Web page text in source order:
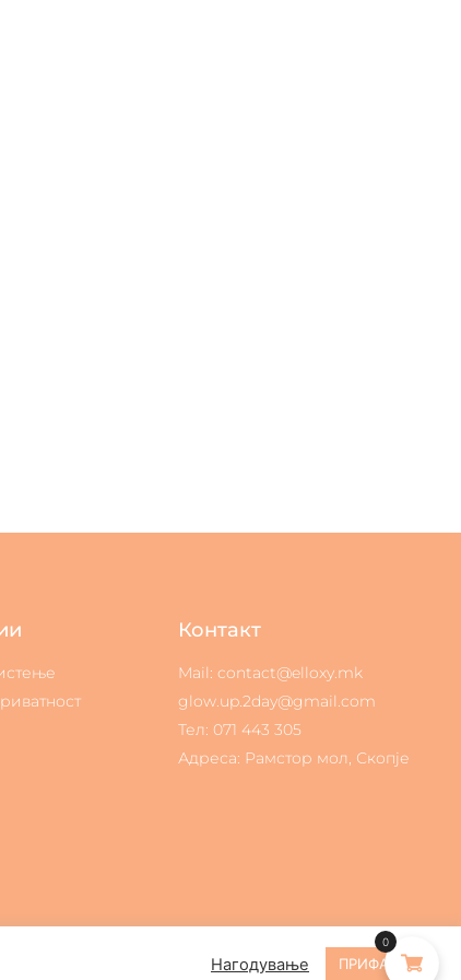
Контакт
Mail: contact@elloxy.mk
glow.up.2day@gmail.com
Тел: 071 443 305
Адреса: Рамстор мол, Скопје
Нагодување ПРИФАЌАМ
0